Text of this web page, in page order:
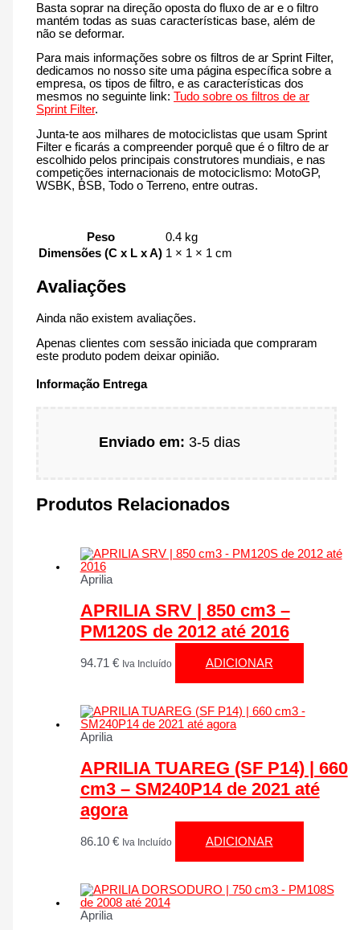
Basta soprar na direção oposta do fluxo de ar e o filtro
mantém todas as suas características base, além de
não se deformar.
Para mais informações sobre os filtros de ar Sprint Filter,
dedicamos no nosso site uma página específica sobre a
empresa, os tipos de filtro, e as características dos
mesmos no seguinte link:Tudo sobre os filtros de ar
Sprint Filter.
Junta-te aos milhares de motociclistas que usam Sprint
Filter e ficarás a compreender porquê que é o filtro de ar
escolhido pelos principais construtores mundiais, e nas
competições internacionais de motociclismo: MotoGP,
WSBK, BSB, Todo o Terreno, entre outras.
Peso
0.4 kg
Dimensões (C x L x A) 1 × 1 × 1 cm
Avaliações
Ainda não existem avaliações.
Apenas clientes com sessão iniciada que compraram
este produto podem deixar opinião.
Informação Entrega
Enviado em: 3-5 dias
Produtos Relacionados
Aprilia
APRILIA SRV | 850 cm3 –
PM120S de 2012 até 2016
94.71 € Iva Incluído ADICIONAR
Aprilia
APRILIA TUAREG (SF P14) | 660
cm3 – SM240P14 de 2021 até
agora
86.10 € Iva Incluído ADICIONAR
Aprilia